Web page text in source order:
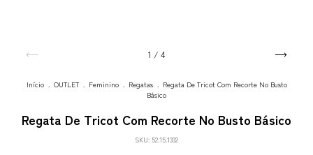
1 / 4
Início . OUTLET . Feminino . Regatas . Regata De Tricot Com Recorte No Busto
Básico
Regata De Tricot Com Recorte No Busto Básico
SKU: 52.15.1332